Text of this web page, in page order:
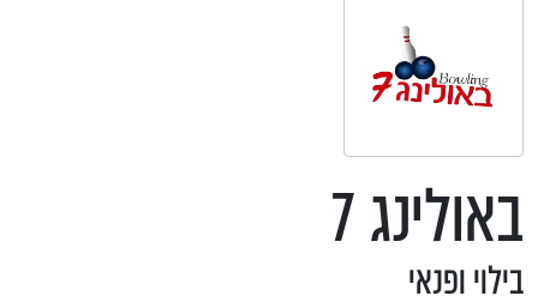
באולינג 7
בילוי ופנאי